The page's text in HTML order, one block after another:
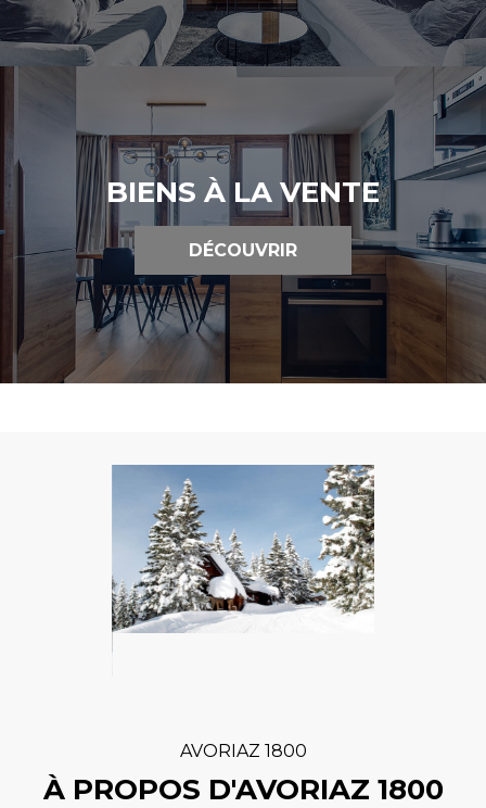
BIENS À LA VENTE
DÉCOUVRIR
AVORIAZ 1800
À PROPOS D'AVORIAZ 1800